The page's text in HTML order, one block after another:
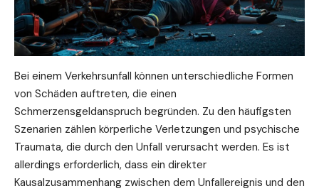
Bei einem Verkehrsunfall können unterschiedliche Formen
von Schäden auftreten, die einen
Schmerzensgeldanspruch begründen. Zu den häufigsten
Szenarien zählen körperliche Verletzungen und psychische
Traumata, die durch den Unfall verursacht werden. Es ist
allerdings erforderlich, dass ein direkter
Kausalzusammenhang zwischen dem Unfallereignis und den